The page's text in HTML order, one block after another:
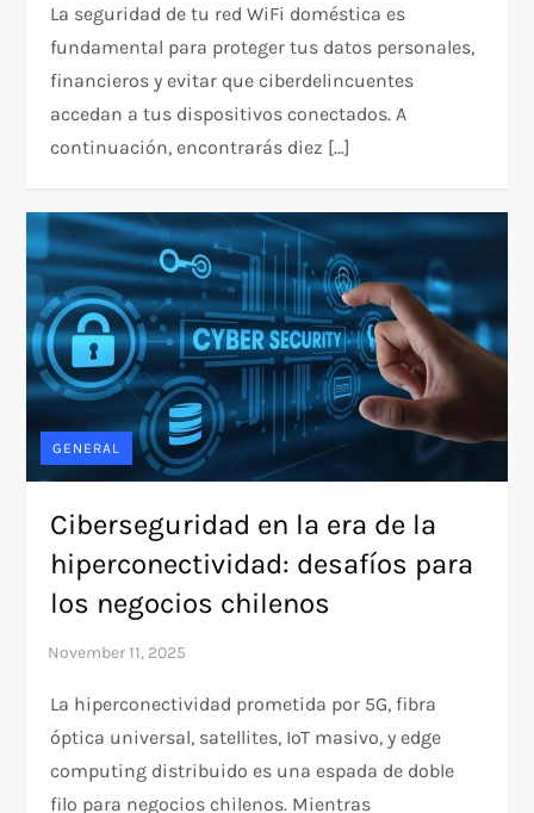
La seguridad de tu red WiFi doméstica es
fundamental para proteger tus datos personales,
financieros y evitar que ciberdelincuentes
accedan a tus dispositivos conectados. A
continuación, encontrarás diez […]
GENERAL
Ciberseguridad en la era de la
hiperconectividad: desafíos para
los negocios chilenos
La hiperconectividad prometida por 5G, fibra
óptica universal, satellites, IoT masivo, y edge
computing distribuido es una espada de doble
filo para negocios chilenos. Mientras